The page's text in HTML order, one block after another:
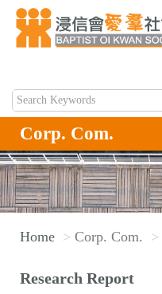
Corp. Com.
Home Corp. Com.
Research Report